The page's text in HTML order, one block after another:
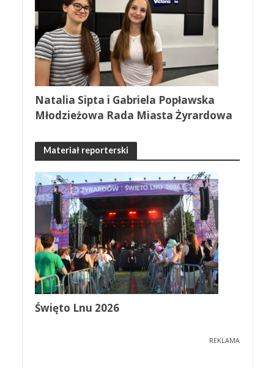
Natalia Sipta i Gabriela Popławska
Młodzieżowa Rada Miasta Żyrardowa
Materiał reporterski
Święto Lnu 2026
REKLAMA